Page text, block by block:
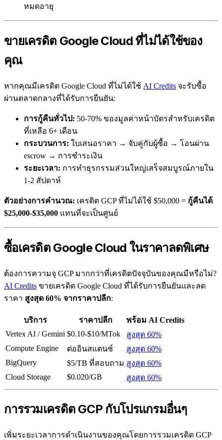
หมดอายุ
ขายเครดิต Google Cloud ที่ไม่ได้ใช้ของ
คุณ
หากคุณมีเครดิต Google Cloud ที่ไม่ได้ใช้ AI Credits จะรับซื้อ
ผ่านตลาดกลางที่ได้รับการยืนยัน:
การกู้คืนทั่วไป: 50-70% ของมูลค่าหน้าบัตรสำหรับเครดิต
ที่เหลือ 6+ เดือน
กระบวนการ: ใบเสนอราคา → จับคู่กับผู้ซื้อ → โอนผ่าน
escrow → การชำระเงิน
ระยะเวลา: การทำธุรกรรมส่วนใหญ่เสร็จสมบูรณ์ภายใน
1-2 สัปดาห์
ตัวอย่างการคำนวณ: เครดิต GCP ที่ไม่ได้ใช้ $50,000 = กู้คืนได้
$25,000-$35,000 แทนที่จะเป็นศูนย์
ซื้อเครดิต Google Cloud ในราคาลดพิเศษ
ต้องการความจุ GCP มากกว่าที่เครดิตปัจจุบันของคุณมีหรือไม่?
AI Credits ขายเครดิต Google Cloud ที่ได้รับการยืนยันและลด
ราคา สูงสุด 60% จากราคาปลีก:
บริการ ราคาปลีก
พร้อม AI Credits
Vertex AI / Gemini $0.10-$10/MTok
สูงสุด 60%
Compute Engine
ต่ออินสแตนซ์
สูงสุด 60%
BigQuery
$5/TB ที่สอบถาม สูงสุด 60%
Cloud Storage
$0.020/GB สูงสุด 60%
การรวมเครดิต GCP กับโปรแกรมอื่นๆ
เพิ่มระยะเวลาการดำเนินงานของคุณโดยการรวมเครดิต GCP